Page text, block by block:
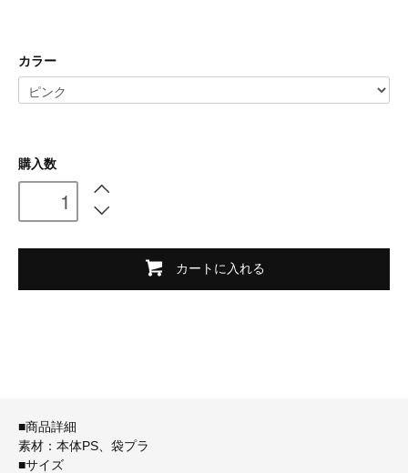
カラー
購入数
カートに入れる
■商品詳細
素材：本体PS、袋プラ
■サイズ